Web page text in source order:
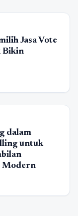
Jasa Vote
Bikin
dalam
untuk
Modern